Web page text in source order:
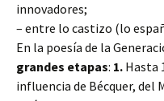
innovadores;
– entre lo castizo (lo
En la poesía de la
grandes etapas: 1. Hasta
influencia de Bécquer, del